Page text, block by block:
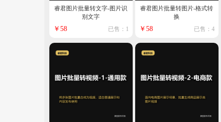
睿君图片批量转文字-图片识
别文字
￥58 已售：1
睿君图片批量转图片-格式转
换
￥58 已售：4